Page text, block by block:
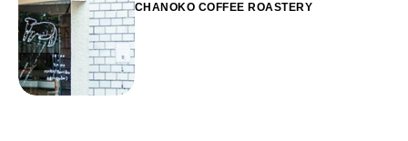
CHANOKO COFFEE ROASTERY